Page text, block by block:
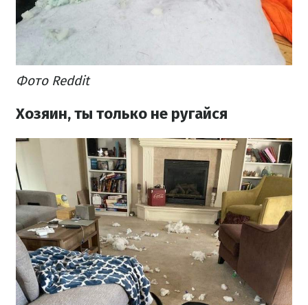
Фото Reddit
Хозяин, ты только не ругайся